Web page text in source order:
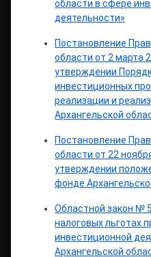
области в сфере
деятельности»
Постановление
области от 2 марта
утверждении
инвестиционных
реализации и
Архангельской
Постановление
области от 22
утверждении
фонде
Областной закон №
налоговых льготах
инвестиционной
Архангельской